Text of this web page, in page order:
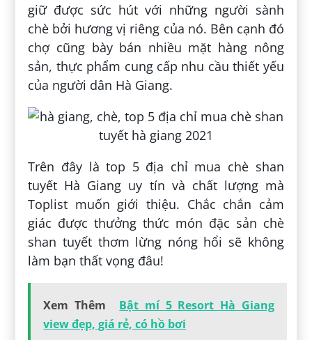
giữ được sức hút với những người sành
chè bởi hương vị riêng của nó. Bên cạnh đó
chợ cũng bày bán nhiều mặt hàng nông
sản, thực phẩm cung cấp nhu cầu thiết yếu
của người dân Hà Giang.
Trên đây là top 5 địa chỉ mua chè shan
tuyết Hà Giang uy tín và chất lượng mà
Toplist muốn giới thiệu. Chắc chắn cảm
giác được thưởng thức món đặc sản chè
shan tuyết thơm lừng nóng hổi sẽ không
làm bạn thất vọng đâu!
Xem Thêm
Bật mí 5 Resort Hà Giang
view đẹp, giá rẻ, có hồ bơi